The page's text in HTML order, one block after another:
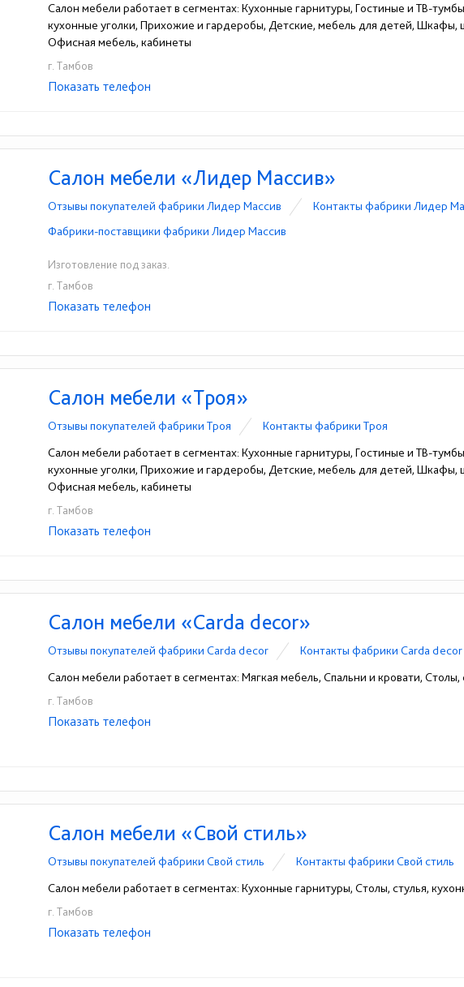
Салон мебели работает в сегментах: Кухонные гарнитуры, Гостиные и ТВ-
кухонные уголки, Прихожие и гардеробы, Детские, мебель для детей,
Офисная мебель, кабинеты
г. Тамбов
☎+7-920-486-10-01
Показать телефон
Салон мебели «Лидер Массив»
Отзывы покупателей фабрики Лидер Массив
Контакты фабрики Лидер
Фабрики-поставщики фабрики Лидер Массив
Изготовление под заказ.
г. Тамбов
☎+7 (4752) 52-53-66
Показать телефон
Салон мебели «Троя»
Отзывы покупателей фабрики Троя
Контакты фабрики Троя
Салон мебели работает в сегментах: Кухонные гарнитуры, Гостиные и ТВ-
кухонные уголки, Прихожие и гардеробы, Детские, мебель для детей,
Офисная мебель, кабинеты
г. Тамбов
☎+7(4752)56-31-05
Показать телефон
Салон мебели «Carda decor»
Отзывы покупателей фабрики Carda decor
Контакты фабрики Carda decor
Салон мебели работает в сегментах: Мягкая мебель, Спальни и кровати, Столы,
г. Тамбов
☎+7(4752)45-99-84
Показать телефон
Салон мебели «Свой стиль»
Отзывы покупателей фабрики Свой стиль
Контакты фабрики Свой стиль
Салон мебели работает в сегментах: Кухонные гарнитуры, Столы, стулья,
г. Тамбов
☎+7-929-017-28-85
Показать телефон